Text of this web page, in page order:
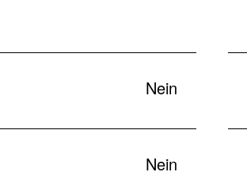
Nein
Nein